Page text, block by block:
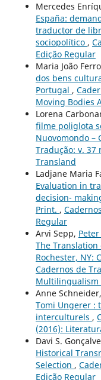
Mercedes
España:
traductor de
sociopolítico ,
Edição Regular
Maria João
dos bens
Portugal ,
Moving Bodies
Lorena
filme poliglota
Nuovomondo –
Tradução: v. 37
Transland
Ladjane Maria
Evaluation in
decision-
Print. ,
Regular
Arvi Sepp,
The Translation
Rochester, NY:
Cadernos de
Multilingualism
Anne
Tomi Ungerer :
interculturels ,
(2016):
Davi S.
Historical
Selection ,
Edição Regular